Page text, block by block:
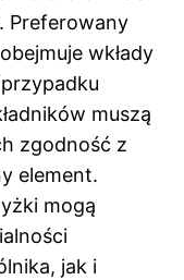
. Preferowany
wkłady
muszą
zgodność z
element.
mogą
jak i